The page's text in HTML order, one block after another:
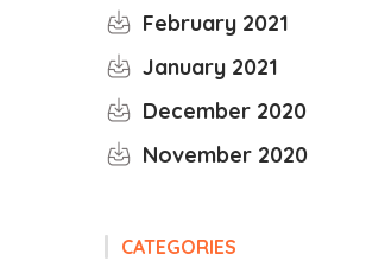
February 2021
January 2021
December 2020
November 2020
CATEGORIES